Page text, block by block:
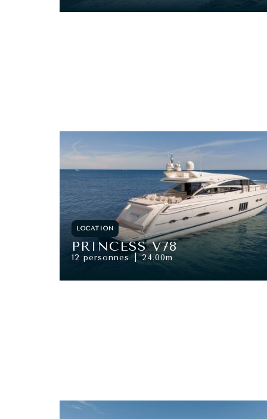
LOCATION
PRINCESS V78
12 personnes 24.00m